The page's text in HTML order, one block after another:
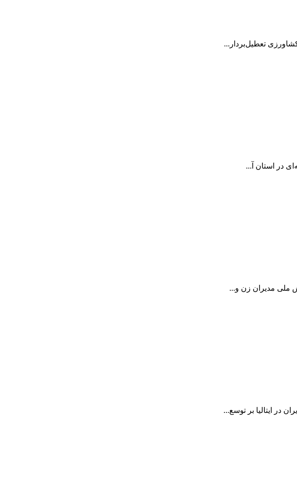
تعطیل‌بردار...
در استان آ...
ملی مدیران زن و...
ایتالیا بر توسع...